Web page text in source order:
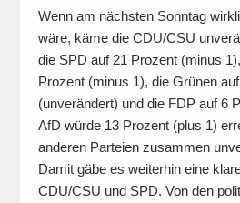
Wenn am nächsten Sonntag
wäre, käme die CDU/CSU
die SPD auf 21 Prozent (minus
Prozent (minus 1), die Grünen
(unverändert) und die FDP auf 6
AfD würde 13 Prozent (plus 1)
anderen Parteien zusammen
Damit gäbe es weiterhin eine
CDU/CSU und SPD. Von den